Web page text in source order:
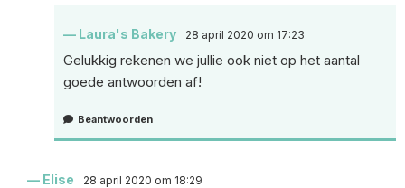
Laura's Bakery 28 april 2020 om 17:23
Gelukkig rekenen we jullie ook niet op het aantal
goede antwoorden af!
Beantwoorden
Elise 28 april 2020 om 18:29